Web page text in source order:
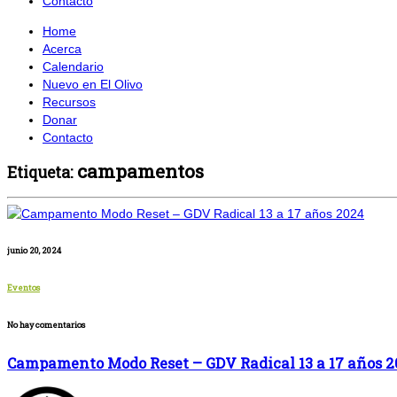
Home
Acerca
Calendario
Nuevo en El Olivo
Recursos
Donar
Contacto
Etiqueta:campamentos
junio 20, 2024
Eventos
No hay comentarios
Campamento Modo Reset – GDV Radical 13 a 17 años